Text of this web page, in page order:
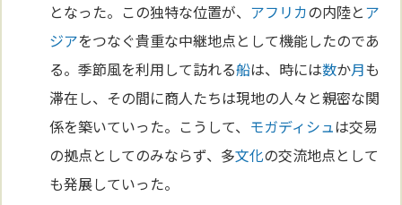
となった。この独特な位置が、 アフリカの内陸とア
ジアをつなぐ貴重な中継地点として機能したのであ
る。季節風を利用して訪れる船は、時には数か月も
滞在し、その間に商人たちは現地の人々と親密な関
係を築いていった。こうして、 モガディシュは交易
の拠点としてのみならず、多文化の交流地点として
も発展していった。